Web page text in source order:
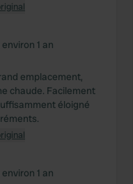
environ 1 an
emplacement,
chaude. Facilement
éloigné
environ 1 an